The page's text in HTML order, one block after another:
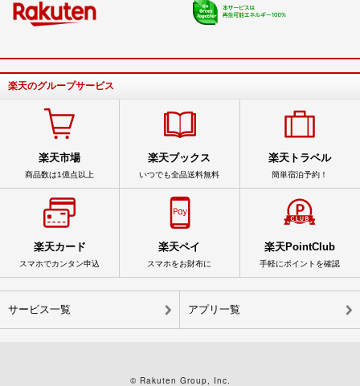
楽天のグループサービス
楽天市場
商品数は1億点以上
楽天ブックス
いつでも全品送料無料
楽天トラベル
簡単宿泊予約！
楽天カード
スマホでカンタン申込
楽天ペイ
スマホをお財布に
楽天PointClub
手軽にポイントを確認
サービス一覧 アプリ一覧
© Rakuten Group, Inc.